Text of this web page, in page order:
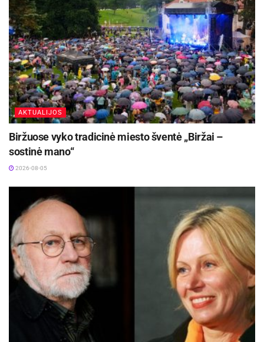
Aivaras Jonyka
AKTUALIJOS
Biržuose vyko tradicinė miesto šventė „Biržai –
sostinė mano“
2026-08-05